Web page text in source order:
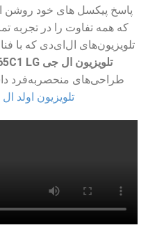
پاسخ پیکسل های خود روشن
که همه تفاوت را در تجربه
تلویزیون‌های ال‌ای‌دی که با
تلویزیون ال جی 65C1 LG
طراحی‌های منحصربه‌فرد
تلویزیون اولد